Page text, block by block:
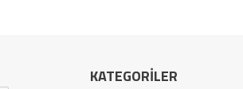
KATEGORILER